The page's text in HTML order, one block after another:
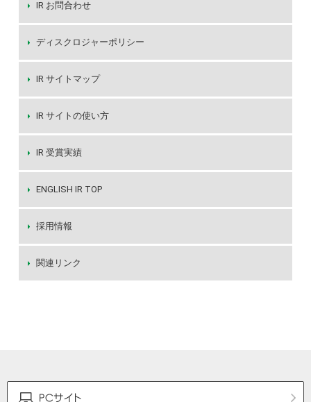
IR お問合わせ
ディスクロジャーポリシー
IR サイトマップ
IR サイトの使い方
IR 受賞実績
ENGLISH IR TOP
採用情報
関連リンク